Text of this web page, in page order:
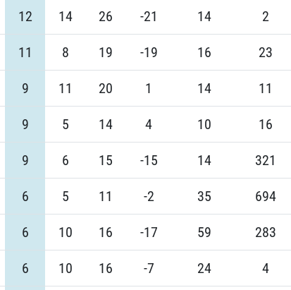
12 14 26 -21 14 2
11 8 19 -19 16 23
9 11 20 1 14 11
9 5 14 4 10 16
9 6 15 -15 14 321
6 5 11 -2 35 694
6 10 16 -17 59 283
6 10 16 -7 24 4